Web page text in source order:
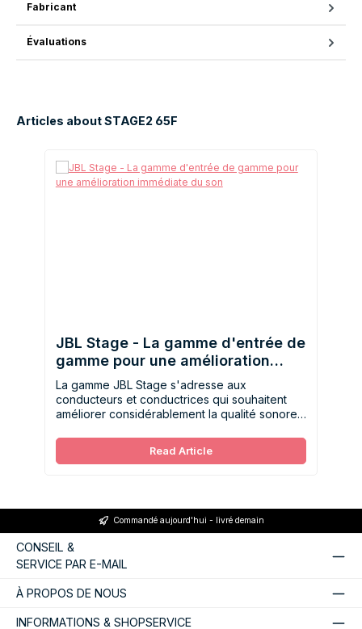
Fabricant
Évaluations
Articles about STAGE2 65F
JBL Stage - La gamme d'entrée de
gamme pour une amélioration
immédiate du son
La gamme JBL Stage s'adresse aux
conducteurs et conductrices qui souhaitent
améliorer considérablement la qualité sonore
devoir investir une somme importante.
Read Article
Commandé aujourd'hui - livré demain
CONSEIL &
SERVICE PAR E-MAIL
À PROPOS DE NOUS
INFORMATIONS & SHOPSERVICE